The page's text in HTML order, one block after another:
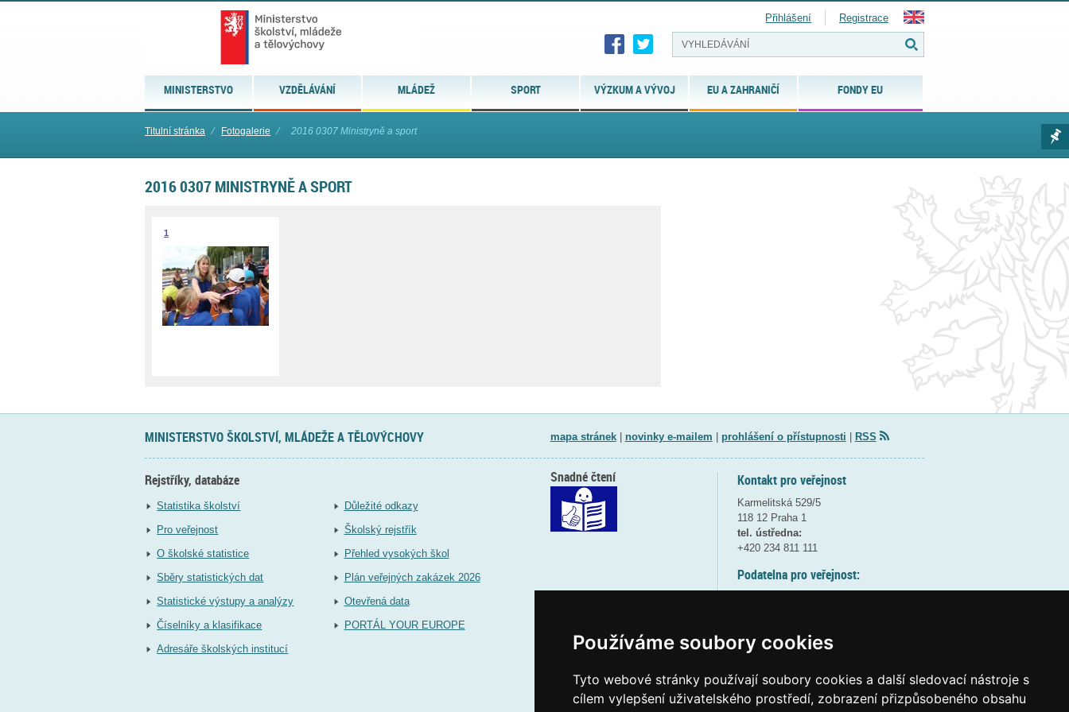
Používáme soubory cookies
Tyto webové stránky používají soubory cookies a další sledovací nástroje s
cílem vylepšení uživatelského prostředí, zobrazení přizpůsobeného obsahu
MINISTERSTVO VZDĚLÁVÁNÍ MLÁDEŽ SPORT VÝZKUM A VÝVOJ EU A ZAHRANIČÍ FONDY EU
Přihlášení Registrace
Titulní stránka ⁄ Fotogalerie ⁄ 2016 0307 Ministryně a sport
2016 0307 MINISTRYNĚ A SPORT
1
MINISTERSTVO ŠKOLSTVÍ, MLÁDEŽE A TĚLOVÝCHOVY mapa stránek| novinky e-mailem prohlášení o přístupnosti RSS
Rejstříky, databáze
Statistika školství
Pro veřejnost
O školské statistice
Sběry statistických dat
Statistické výstupy a analýzy
Číselníky a klasifikace
Adresáře školských institucí
Důležité odkazy
Školský rejstřík
Přehled vysokých škol
Plán veřejných zakázek 2026
Otevřená data
PORTÁL YOUR EUROPE
Kontakt pro veřejnost
Karmelitská 529/5
118 12 Praha 1
tel. ústředna:
+420 234 811 111
Podatelna pro veřejnost:
(více informací
Elektronická podatelna:
Snadné čtení